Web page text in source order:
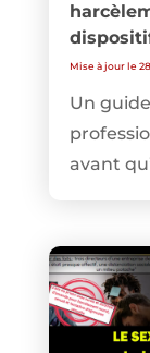
Mise à jour le
Un
avant